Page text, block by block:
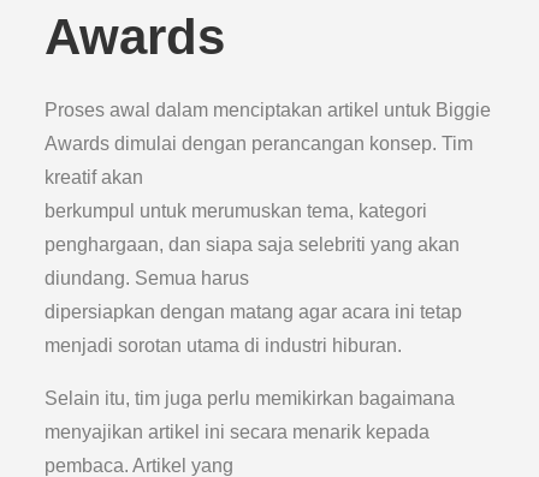
Awards
Proses awal dalam menciptakan artikel untuk Biggie
Awards dimulai dengan perancangan konsep. Tim
kreatif akan
berkumpul untuk merumuskan tema, kategori
penghargaan, dan siapa saja selebriti yang akan
diundang. Semua harus
dipersiapkan dengan matang agar acara ini tetap
menjadi sorotan utama di industri hiburan.
Selain itu, tim juga perlu memikirkan bagaimana
menyajikan artikel ini secara menarik kepada
pembaca. Artikel yang